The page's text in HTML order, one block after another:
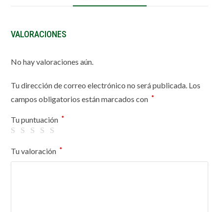
VALORACIONES
No hay valoraciones aún.
Tu dirección de correo electrónico no será publicada. Los
campos obligatorios están marcados con *
Tu puntuación *
Tu valoración *